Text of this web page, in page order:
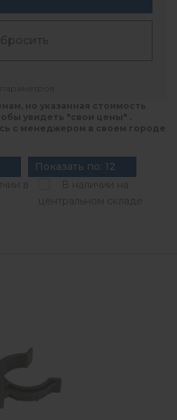
но указанная стоимость
увидеть "свои цены" .
с менеджером в своем городе
Показать по: 12
в
В наличии на
центральном складе